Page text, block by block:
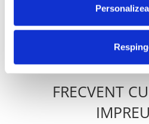
ADAUGA IN COS
FRECVENT